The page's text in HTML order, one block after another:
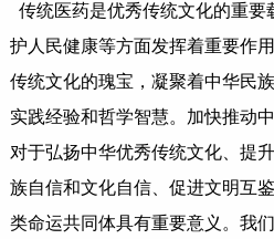
传统医药是优秀传统文化的重要
护人民健康等方面发挥着重要作
传统文化的瑰宝，凝聚着中华民
实践经验和哲学智慧。加快推动
对于弘扬中华优秀传统文化、提
族自信和文化自信、促进文明互
类命运共同体具有重要意义。我